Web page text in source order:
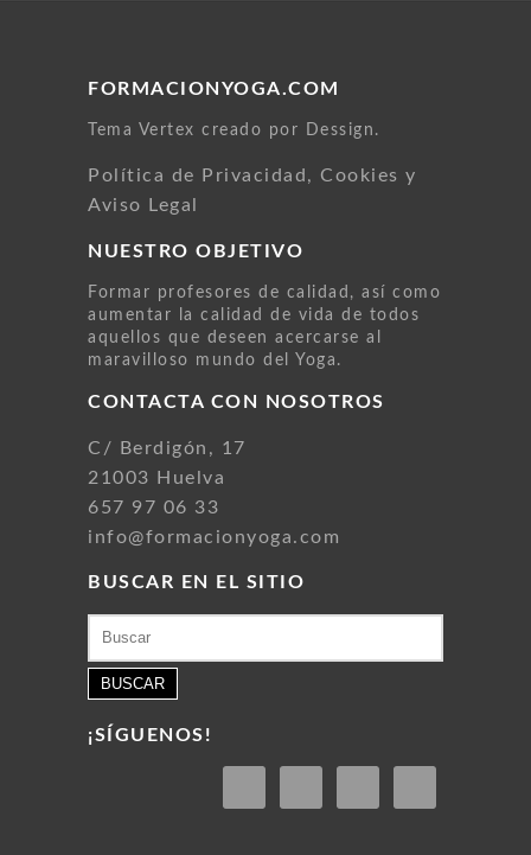
FORMACIONYOGA.COM
Tema Vertex creado por Dessign.
Política de Privacidad, Cookies y
Aviso Legal
NUESTRO OBJETIVO
Formar profesores de calidad, así como
aumentar la calidad de vida de todos
aquellos que deseen acercarse al
maravilloso mundo del Yoga.
CONTACTA CON NOSOTROS
C/ Berdigón, 17
21003 Huelva
657 97 06 33
info@formacionyoga.com
BUSCAR EN EL SITIO
¡SÍGUENOS!